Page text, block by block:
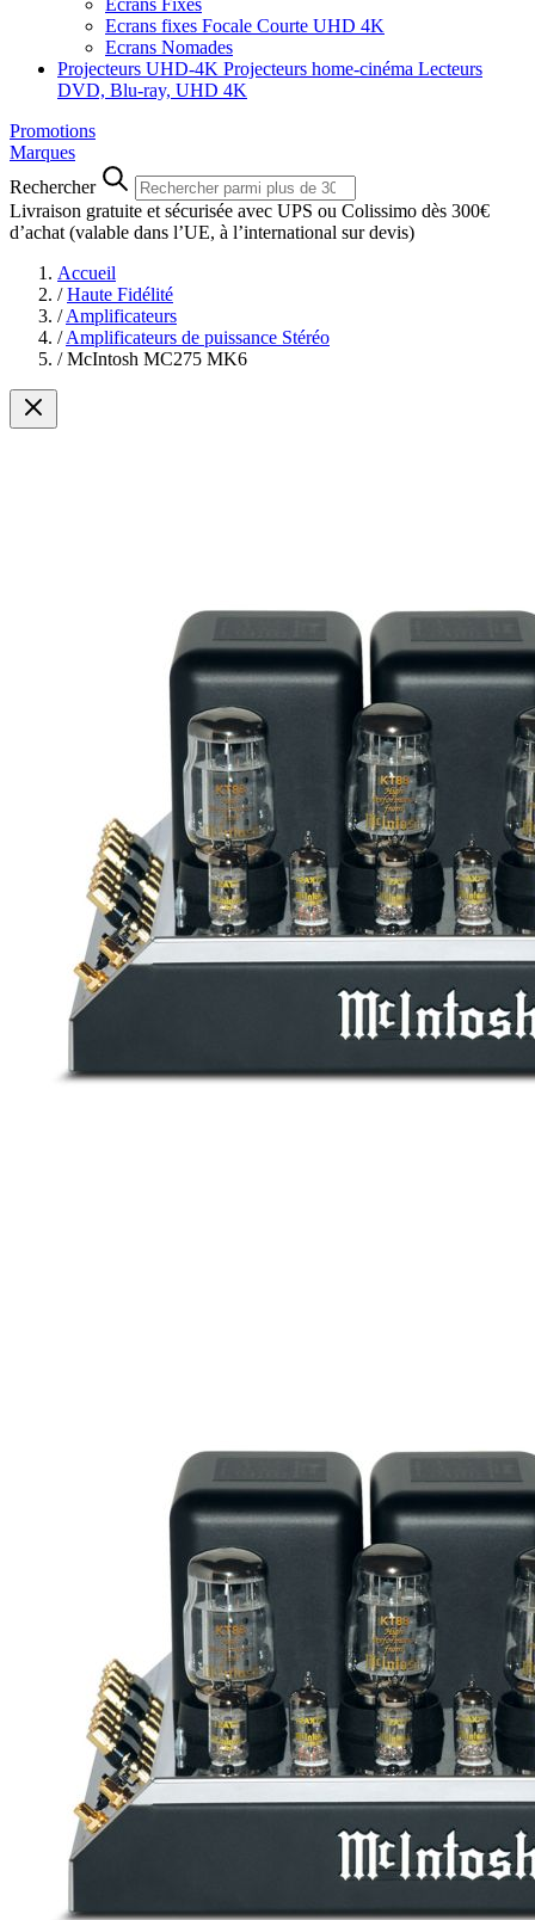
Ecrans Fixes
Ecrans fixes Focale Courte UHD 4K
Ecrans Nomades
Projecteurs UHD-4K Projecteurs home-cinéma Lecteurs
DVD, Blu-ray, UHD 4K
Promotions
Marques
Rechercher
Livraison gratuite et sécurisée avec UPS ou Colissimo dès 300€
d’achat (valable dans l’UE, à l’international sur devis)
Accueil
/ Haute Fidélité
/ Amplificateurs
/ Amplificateurs de puissance Stéréo
/ McIntosh MC275 MK6